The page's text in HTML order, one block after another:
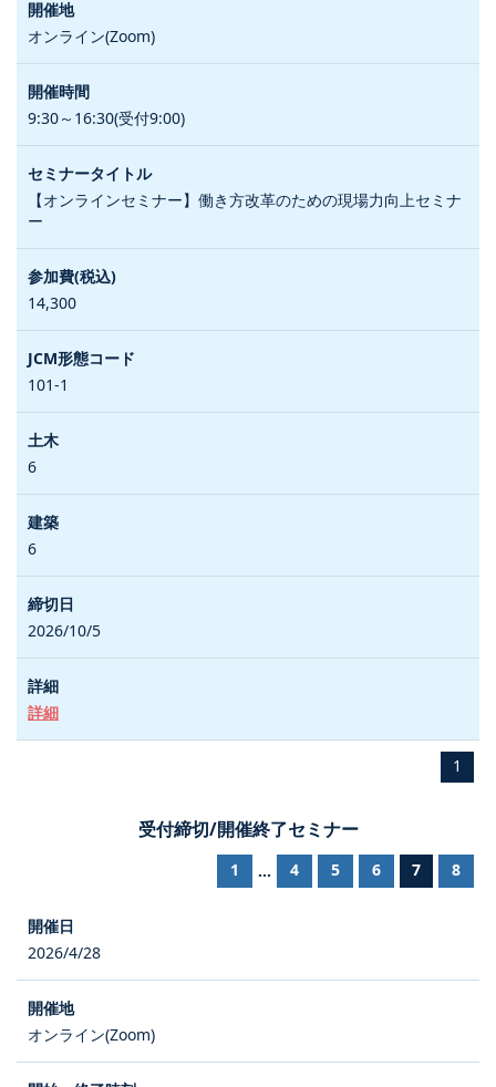
オンライン(Zoom)
9:30～16:30(受付9:00)
【オンラインセミナー】働き方改革のための現場力向上セミナ
ー
14,300
101-1
6
6
2026/10/5
詳細
1
受付締切/開催終了セミナー
1 ... 4 5 6 7 8
2026/4/28
オンライン(Zoom)